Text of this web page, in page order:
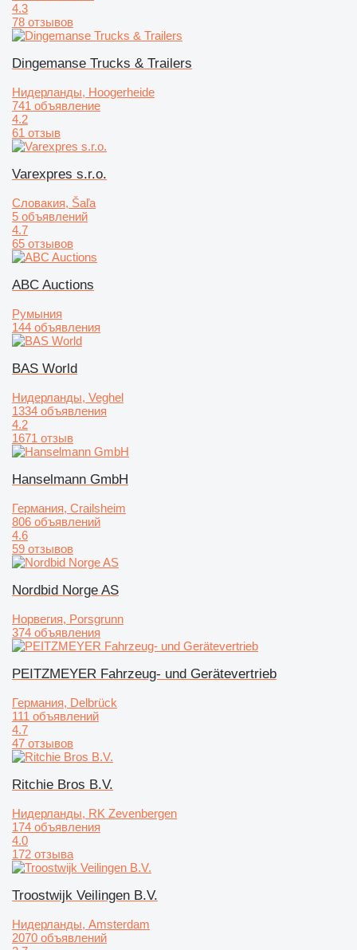
4.3
78 отзывов
Dingemanse Trucks & Trailers
Нидерланды, Hoogerheide
741 объявление
4.2
61 отзыв
Varexpres s.r.o.
Словакия, Šaľa
5 объявлений
4.7
65 отзывов
ABC Auctions
Румыния
144 объявления
BAS World
Нидерланды, Veghel
1334 объявления
4.2
1671 отзыв
Hanselmann GmbH
Германия, Crailsheim
806 объявлений
4.6
59 отзывов
Nordbid Norge AS
Норвегия, Porsgrunn
374 объявления
PEITZMEYER Fahrzeug- und Gerätevertrieb
Германия, Delbrück
111 объявлений
4.7
47 отзывов
Ritchie Bros B.V.
Нидерланды, RK Zevenbergen
174 объявления
4.0
172 отзыва
Troostwijk Veilingen B.V.
Нидерланды, Amsterdam
2070 объявлений